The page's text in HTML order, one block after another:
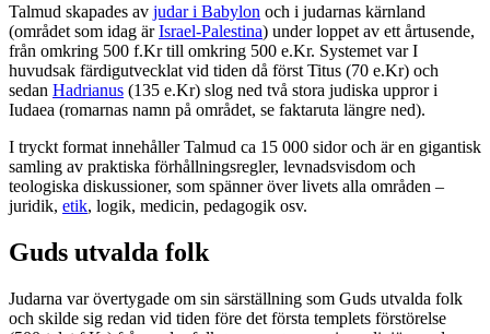
Talmud skapades av judar i Babylon och i judarnas kärnland
(området som idag ärIsrael-Palestina) under loppet av ett årtusende,
från omkring 500 f.Kr till omkring 500 e.Kr. Systemet var I
huvudsak färdigutvecklat vid tiden då först Titus (70 e.Kr) och
sedan Hadrianus (135 e.Kr) slog ned två stora judiska uppror i
Iudaea (romarnas namn på området, se faktaruta längre ned).
I tryckt format innehåller Talmud ca 15 000 sidor och är en gigantisk
samling av praktiska förhållningsregler, levnadsvisdom och
teologiska diskussioner, som spänner över livets alla områden –
juridik, etik, logik, medicin, pedagogik osv.
Guds utvalda folk
Judarna var övertygade om sin särställning som Guds utvalda folk
och skilde sig redan vid tiden före det första templets förstörelse